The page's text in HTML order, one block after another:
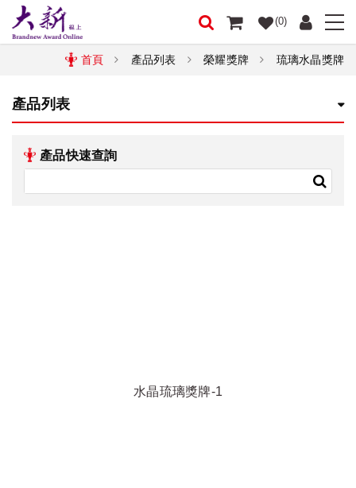
(0)
首頁 產品列表 榮耀獎牌 琉璃水晶獎牌
產品列表
產品快速查詢